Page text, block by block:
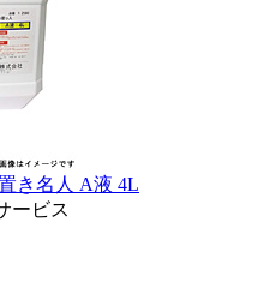
き名人 A液 4L
ービス